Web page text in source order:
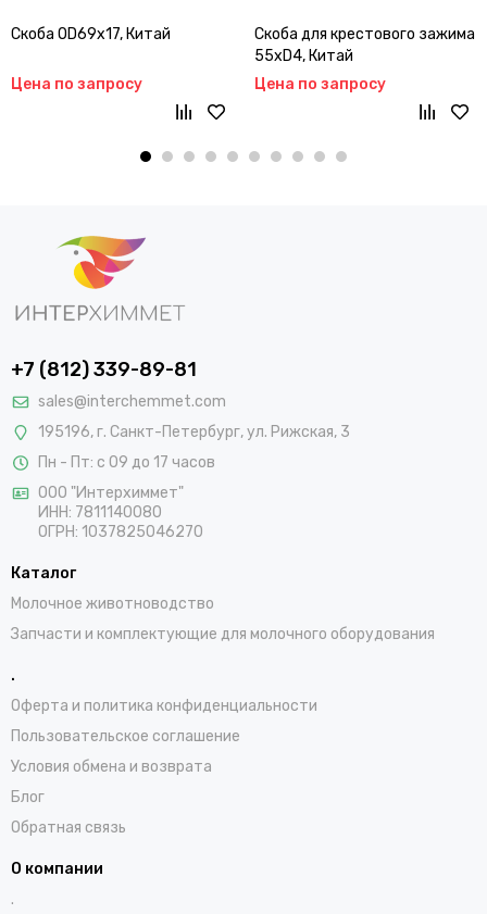
Скоба OD69x17, Китай
Цена по запросу
Скоба для крестового зажима
55xD4, Китай
Цена по запросу
+7 (812) 339-89-81
sales@interchemmet.com
195196, г. Санкт-Петербург, ул. Рижская, 3
Пн - Пт: с 09 до 17 часов
ООО "Интерхиммет"
ИНН: 7811140080
ОГРН: 1037825046270
Каталог
Молочное животноводство
Запчасти и комплектующие для молочного оборудования
.
Оферта и политика конфиденциальности
Пользовательское соглашение
Условия обмена и возврата
Блог
Обратная связь
О компании
.